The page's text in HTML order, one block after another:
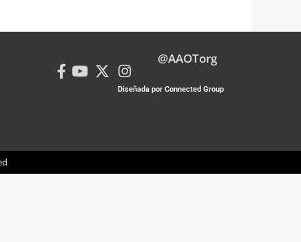
@AAOTorg
Diseñada por Connected Group